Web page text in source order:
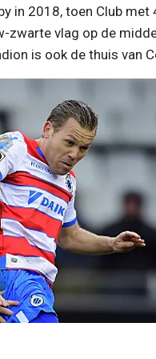
in 2018, toen Club met
zwarte vlag op de
is ook de thuis van